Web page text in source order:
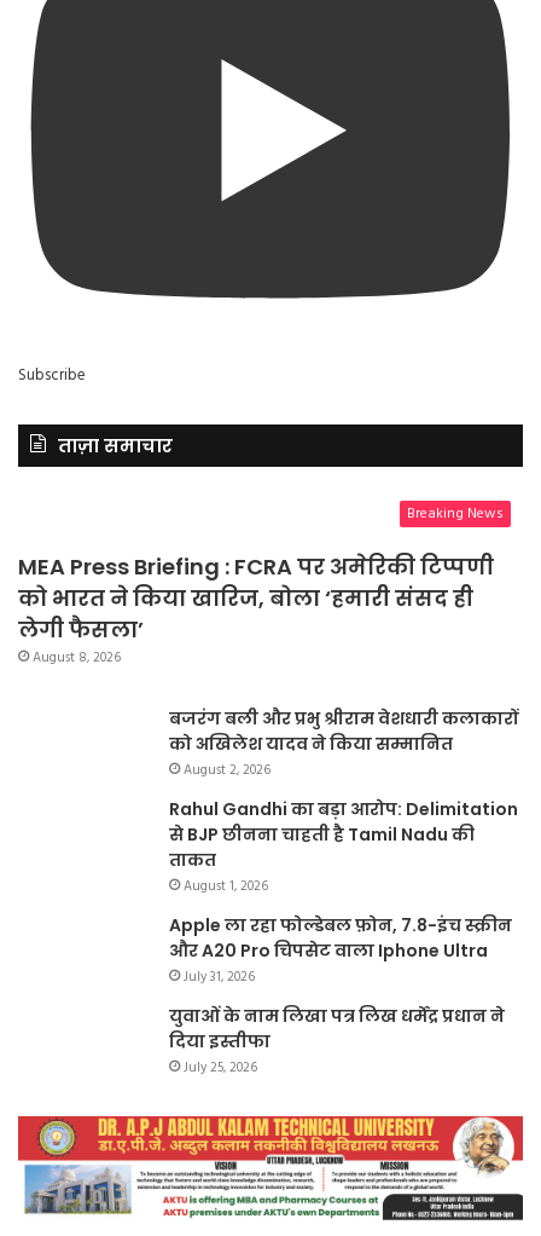
Subscribe
ताज़ा समाचार
Breaking News
MEA Press Briefing : FCRA पर अमेरिकी टिप्पणी
को भारत ने किया खारिज, बोला ‘हमारी संसद ही
लेगी फैसला’
August 8, 2026
बजरंग बली और प्रभु श्रीराम वेशधारी कलाकारों
को अखिलेश यादव ने किया सम्मानित
August 2, 2026
Rahul Gandhi का बड़ा आरोप: Delimitation
से BJP छीनना चाहती है Tamil Nadu की
ताकत
August 1, 2026
Apple ला रहा फोल्डेबल फ़ोन, 7.8-इंच स्क्रीन
और A20 Pro चिपसेट वाला Iphone Ultra
July 31, 2026
युवाओं के नाम लिखा पत्र लिख धर्मेंद्र प्रधान ने
दिया इस्तीफा
July 25, 2026